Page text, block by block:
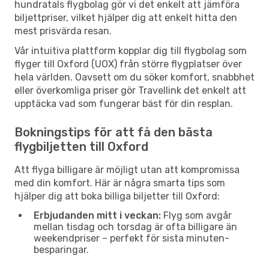
hundratals flygbolag gör vi det enkelt att jämföra
biljettpriser, vilket hjälper dig att enkelt hitta den
mest prisvärda resan.
Vår intuitiva plattform kopplar dig till flygbolag som
flyger till Oxford (UOX) från större flygplatser över
hela världen. Oavsett om du söker komfort, snabbhet
eller överkomliga priser gör Travellink det enkelt att
upptäcka vad som fungerar bäst för din resplan.
Bokningstips för att få den bästa
flygbiljetten till Oxford
Att flyga billigare är möjligt utan att kompromissa
med din komfort. Här är några smarta tips som
hjälper dig att boka billiga biljetter till Oxford:
Erbjudanden mitt i veckan: Flyg som avgår
mellan tisdag och torsdag är ofta billigare än
weekendpriser – perfekt för sista minuten-
besparingar.